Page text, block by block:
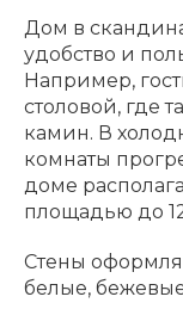
Дом в
удобство и
Например,
столовой, где
камин. В
комнаты
доме
площадью до
Стены
белые,